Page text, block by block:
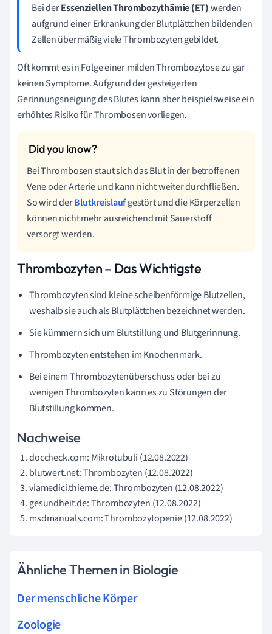
Bei derEssenziellen Thrombozythämie (ET)werden
aufgrund einer Erkrankung der Blutplättchen bildenden
Zellen übermäßig viele Thrombozyten gebildet.
Oft kommt es in Folge einer milden Thrombozytose zu gar
keinen Symptome. Aufgrund der gesteigerten
Gerinnungsneigung des Blutes kann aber beispielsweise ein
erhöhtes Risiko für Thrombosen vorliegen.
Bei Thrombosen staut sich das Blut in der betroffenen
Vene oder Arterie und kann nicht weiter durchfließen.
So wird derBlutkreislaufgestört und die Körperzellen
können nicht mehr ausreichend mit Sauerstoff
versorgt werden.
Thrombozyten – Das Wichtigste
Thrombozyten sind kleine scheibenförmige Blutzellen,
weshalb sie auch als Blutplättchen bezeichnet werden.
Sie kümmern sich um Blutstillung und Blutgerinnung.
Thrombozyten entstehen im Knochenmark.
Bei einem Thrombozytenüberschuss oder bei zu
wenigen Thrombozyten kann es zu Störungen der
Blutstillung kommen.
Nachweise
doccheck.com: Mikrotubuli (12.08.2022)
blutwert.net: Thrombozyten (12.08.2022)
viamedici.thieme.de: Thrombozyten (12.08.2022)
gesundheit.de: Thrombozyten (12.08.2022)
msdmanuals.com: Thrombozytopenie (12.08.2022)
Ähnliche Themen in Biologie
Der menschliche Körper
Zoologie